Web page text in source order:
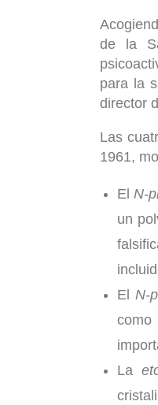
de la
para la
director
Las
1961,
ElN-
un
El N-
La